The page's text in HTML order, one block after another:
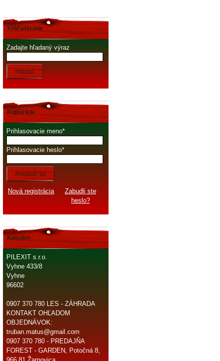
Vyhľadávanie
Zadajte hľadaný výraz
Hľadať
Registrácia
Prihlasovacie meno
Prihlasovacie heslo
Prihlásiť sa
Nová registrácia
Zabudli ste
heslo?
Kontakty
PILEXIT s.r.o.
Vyhne 433/8
Vyhne
96602
0907 370 780 LES - ZÁHRADA
KONTAKT OHĽADOM
OBJEDNÁVOK:
truban.matus@gmail.com
0907 370 780 - PREDAJŇA
FOREST - GARDEN, Potočná 8,